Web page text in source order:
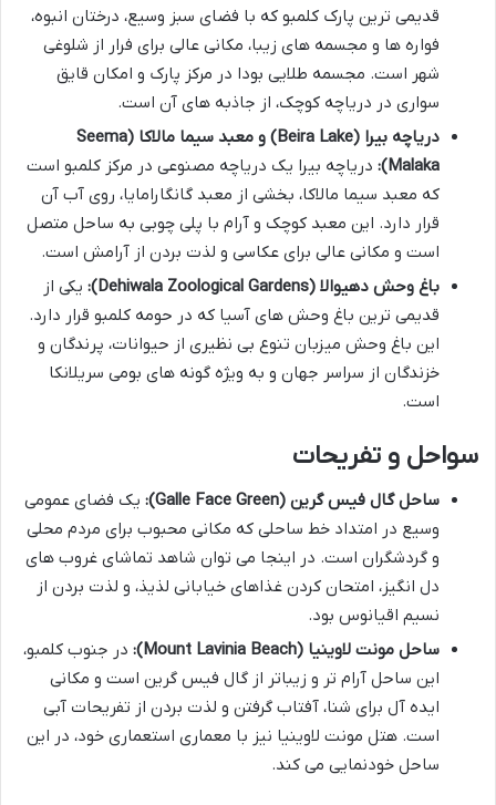
قدیمی ترین پارک کلمبو که با فضای سبز وسیع، درختان انبوه،
فواره ها و مجسمه های زیبا، مکانی عالی برای فرار از شلوغی
شهر است. مجسمه طلایی بودا در مرکز پارک و امکان قایق
سواری در دریاچه کوچک، از جاذبه های آن است.
دریاچه بیرا (Beira Lake) و معبد سیما مالاکا (Seema
Malaka):
دریاچه بیرا یک دریاچه مصنوعی در مرکز کلمبو است
که معبد سیما مالاکا، بخشی از معبد گانگارامایا، روی آب آن
قرار دارد. این معبد کوچک و آرام با پلی چوبی به ساحل متصل
است و مکانی عالی برای عکاسی و لذت بردن از آرامش است.
باغ وحش دهیوالا (Dehiwala Zoological Gardens):
یکی از
قدیمی ترین باغ وحش های آسیا که در حومه کلمبو قرار دارد.
این باغ وحش میزبان تنوع بی نظیری از حیوانات، پرندگان و
خزندگان از سراسر جهان و به ویژه گونه های بومی سریلانکا
است.
سواحل و تفریحات
ساحل گال فیس گرین (Galle Face Green):
یک فضای عمومی
وسیع در امتداد خط ساحلی که مکانی محبوب برای مردم محلی
و گردشگران است. در اینجا می توان شاهد تماشای غروب های
دل انگیز، امتحان کردن غذاهای خیابانی لذیذ، و لذت بردن از
نسیم اقیانوس بود.
ساحل مونت لاوینیا (Mount Lavinia Beach):
در جنوب کلمبو،
این ساحل آرام تر و زیباتر از گال فیس گرین است و مکانی
ایده آل برای شنا، آفتاب گرفتن و لذت بردن از تفریحات آبی
است. هتل مونت لاوینیا نیز با معماری استعماری خود، در این
ساحل خودنمایی می کند.